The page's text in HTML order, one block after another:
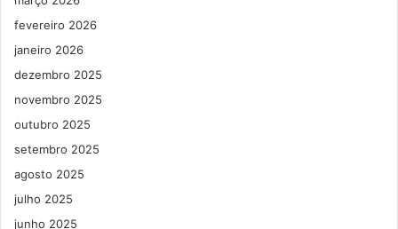
fevereiro 2026
janeiro 2026
dezembro 2025
novembro 2025
outubro 2025
setembro 2025
agosto 2025
julho 2025
junho 2025